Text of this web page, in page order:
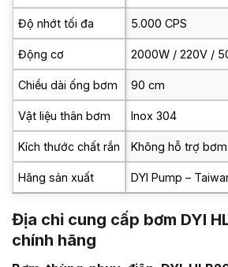
Độ nhớt tối đa 5.000 CPS
Động cơ 2000W / 220V /
Chiều dài ống bơm 90 cm
Vật liệu thân bơm Inox 304
Kích thước chất rắn Không hỗ trợ
Hãng sản xuất DYI Pump –
Địa chỉ cung cấp bơm DYI
chính hãng